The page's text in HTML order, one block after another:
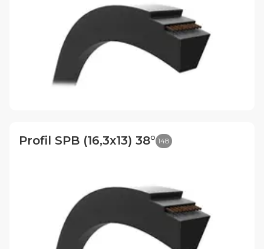
Profil SPB (16,3x13) 38° 148